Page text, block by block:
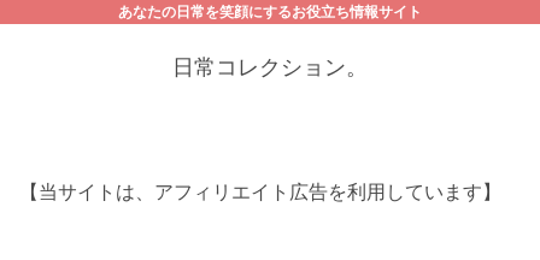
あなたの日常を笑顔にするお役立ち情報サイト
日常コレクション。
【当サイトは、アフィリエイト広告を利用しています】